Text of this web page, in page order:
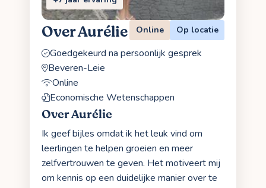
Over Aurélie Online Op locatie
Goedgekeurd na persoonlijk gesprek
Beveren-Leie
Online
Economische Wetenschappen
Over Aurélie
Ik geef bijles omdat ik het leuk vind om
leerlingen te helpen groeien en meer
zelfvertrouwen te geven. Het motiveert mij
om kennis op een duidelijke manier over te